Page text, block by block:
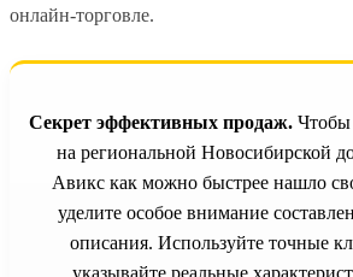
онлайн-торговле.
Секрет эффективных продаж. Чтобы
на региональной Новосибирской
Авикс как можно быстрее нашло
уделите особое внимание
описания. Используйте точные
указывайте реальные